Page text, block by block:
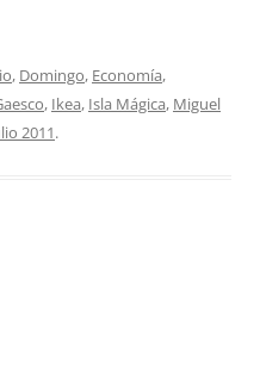
, Domingo, Economía,
, Ikea, Isla Mágica, Miguel
2011.